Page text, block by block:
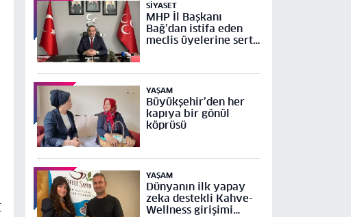
SIYASET
MHP İl Başkanı
Bağ’dan istifa eden
meclis üyelerine sert
YAŞAM
Büyükşehir’den her
kapıya bir gönül
köprüsü
YAŞAM
Dünyanın ilk yapay
zeka destekli Kahve-
Wellness girişimi